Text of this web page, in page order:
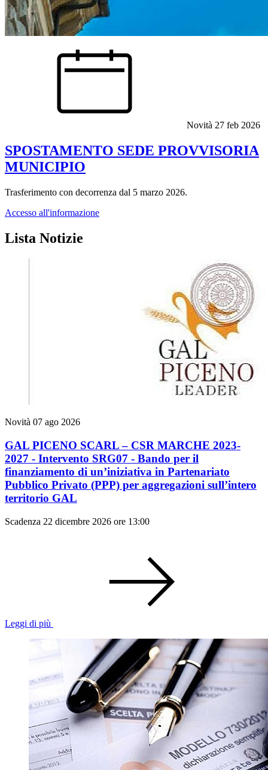
Novità 27 feb 2026
SPOSTAMENTO SEDE PROVVISORIA
MUNICIPIO
Trasferimento con decorrenza dal 5 marzo 2026.
Accesso all'informazione
Lista Notizie
Novità 07 ago 2026
GAL PICENO SCARL – CSR MARCHE 2023-
2027 - Intervento SRG07 - Bando per il
finanziamento di un’iniziativa in Partenariato
Pubblico Privato (PPP) per aggregazioni sull’intero
territorio GAL
Scadenza 22 dicembre 2026 ore 13:00
Leggi di più